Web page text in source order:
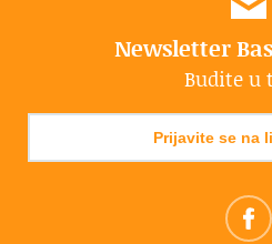
Newsletter
Budite u
Prijavite se na